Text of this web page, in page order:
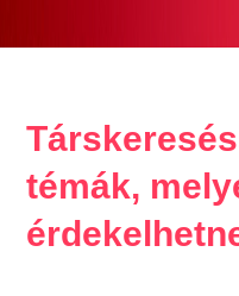
témák,